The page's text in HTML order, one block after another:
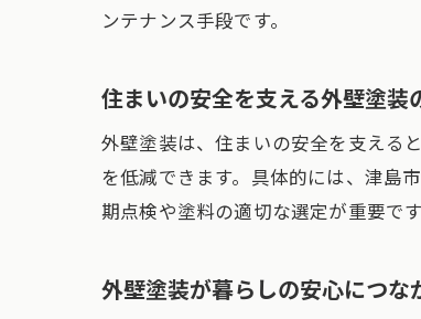
ンテナンス手段です。
住まいの安全を支える外壁塗装
外壁塗装は、住まいの安全を支える
を低減できます。具体的には、津島
期点検や塗料の適切な選定が重要で
外壁塗装が暮らしの安心につな